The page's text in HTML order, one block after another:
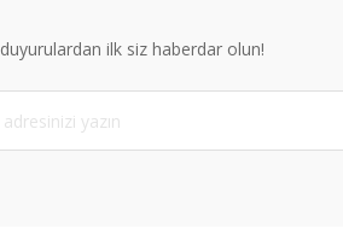
hatalar bulunuyor.
diğer sitelerden daha pahalı.
benzer farklı alternatifler olmalı.
ilk siz haberdar olun!